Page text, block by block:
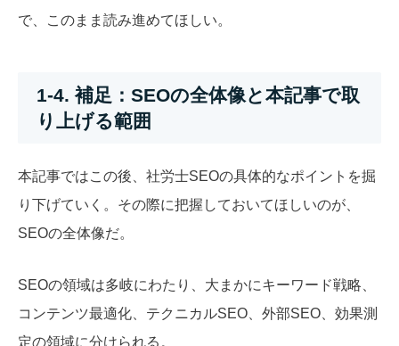
で、このまま読み進めてほしい。
1-4. 補足：SEOの全体像と本記事で取
り上げる範囲
本記事ではこの後、社労士SEOの具体的なポイントを掘
り下げていく。その際に把握しておいてほしいのが、
SEOの全体像だ。
SEOの領域は多岐にわたり、大まかにキーワード戦略、
コンテンツ最適化、テクニカルSEO、外部SEO、効果測
定の領域に分けられる。